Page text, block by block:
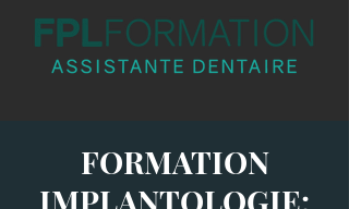
FORMATION
IMPLANTOLOGIE: